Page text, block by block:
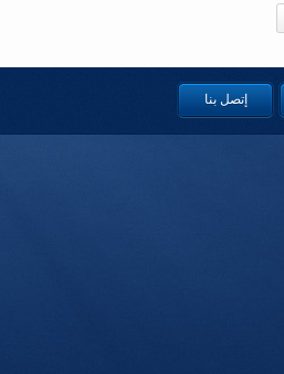
إتصل بنا